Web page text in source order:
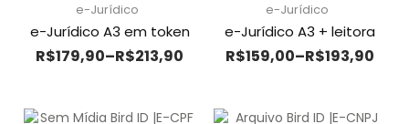
e-Jurídico
e-Jurídico A3 em token
R$179,90–R$213,90
e-Jurídico
e-Jurídico A3 + leitora
R$159,00–R$193,90